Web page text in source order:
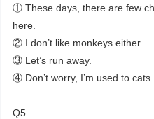
① These days, there are few
here.
② I don’t like monkeys either.
③ Let’s run away.
④ Don’t worry, I’m used to cats.
Q5